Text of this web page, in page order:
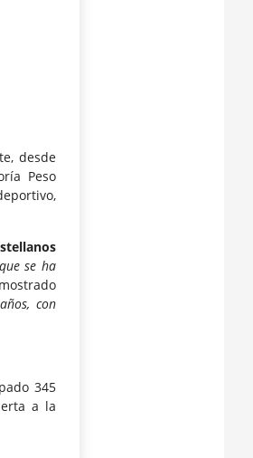
desde
Peso
se ha
con
345
a la